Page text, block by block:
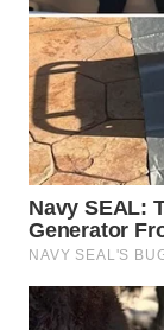
WN
KUNINGAN
WN
MAJALENGKA
WN
SUBANG
WN